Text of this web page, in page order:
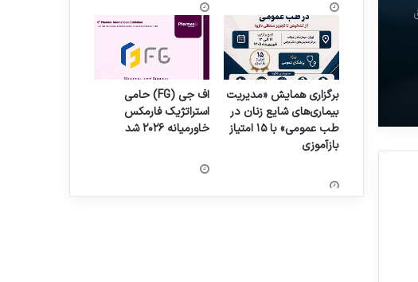
برگزاری همایش «مدیریت
بیماری‌های شایع زنان در
طب عمومی» با ۱۵ امتیاز
بازآموزی
اف جی (FG) حامی
استراتژیک فارمکس
خاورمیانه ۲۰۲۶ شد